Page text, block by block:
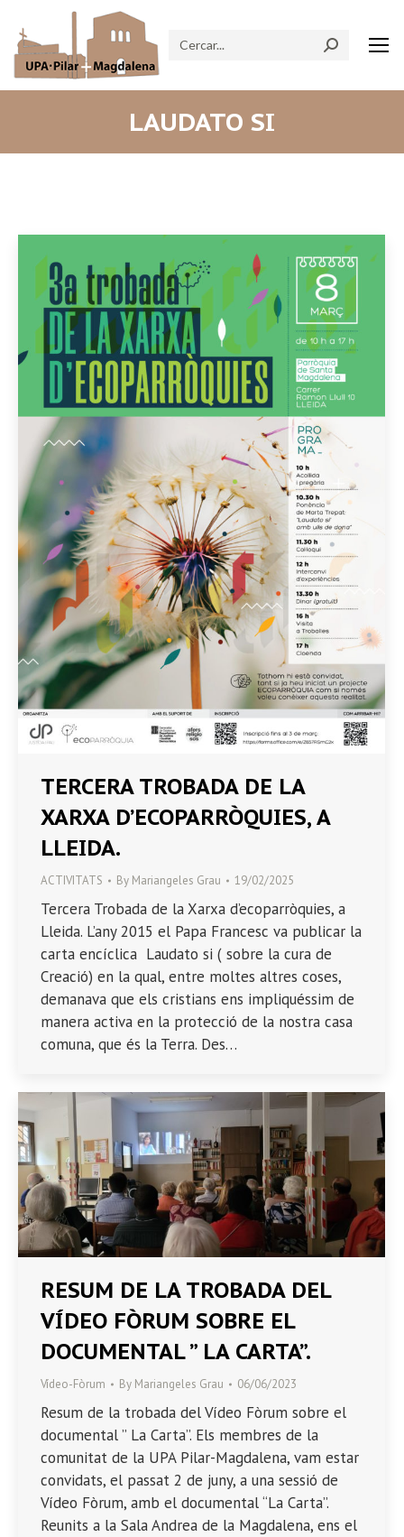
Search:
LAUDATO SI
TERCERA TROBADA DE LA
XARXA D’ECOPARRÒQUIES, A
LLEIDA.
ACTIVITATS By Mariangeles Grau 19/02/2025
Tercera Trobada de la Xarxa d’ecoparròquies, a
Lleida. L’any 2015 el Papa Francesc va publicar la
carta encíclica Laudato si ( sobre la cura de
Creació) en la qual, entre moltes altres coses,
demanava que els cristians ens impliquéssim de
manera activa en la protecció de la nostra casa
comuna, que és la Terra. Des…
RESUM DE LA TROBADA DEL
VÍDEO FÒRUM SOBRE EL
DOCUMENTAL ” LA CARTA”.
Vídeo-Fòrum By Mariangeles Grau 06/06/2023
Resum de la trobada del Vídeo Fòrum sobre el
documental ” La Carta”. Els membres de la
comunitat de la UPA Pilar-Magdalena, vam estar
convidats, el passat 2 de juny, a una sessió de
Vídeo Fòrum, amb el documental “La Carta”.
Reunits a la Sala Andrea de la Magdalena, ens el